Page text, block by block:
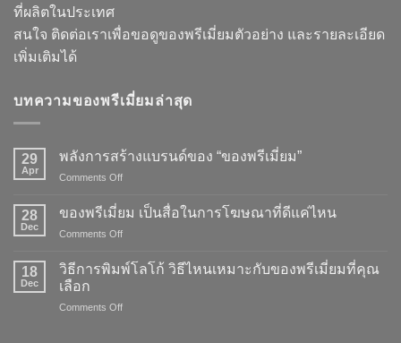
ที่ผลิตในประเทศ
สนใจ ติดต่อเราเพื่อขอดูของพรีเมี่ยมตัวอย่าง และรายละเอียด
เพิ่มเติมได้
บทความของพรีเมี่ยมล่าสุด
29
Apr
พลังการสร้างแบรนด์ของ “ของพรีเมี่ยม”
Comments Offon
“ของ
28
Dec
ของพรีเมี่ยม เป็นสื่อในการโฆษณาที่ดีแค่ไหน
Comments Offon
พรี
เป็น
18
Dec
วิธีการพิมพ์โลโก้ วิธีไหนเหมาะกับของพรีเมี่ยมที่คุณ
เลือก
Comments Offon